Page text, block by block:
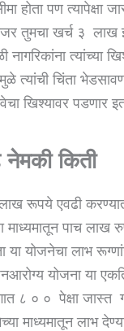
होता पण त्यापेक्षा
तुमचा खर्च ३ लाख
त्यांच्या
त्यांची चिंता
पडणार
नेमकी किती
लाख रूपये एवढी
माध्यमातून पाच लाख
या योजनेचा लाभ
योजना या
८ ० ० पेक्षा जास्त
माध्यमातून लाभ